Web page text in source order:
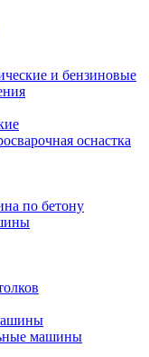
и бензиновые
оснастка
по бетону
машины